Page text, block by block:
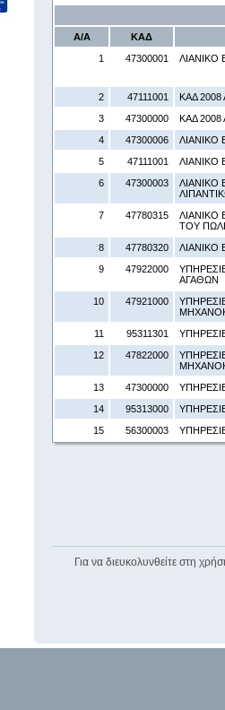
Α/Α
ΚΑΔ
1
47300001 ΛΙΑΝΙΚΟ
2 47111001
ΚΑΔ 2008
3
47300000
ΚΑΔ 2008
4
47300006
ΛΙΑΝΙΚΟ
5
47111001
ΛΙΑΝΙΚΟ
6
47300003
ΛΙΑΝΙΚΟ
7
47780315
ΤΟΥ
8
47780320
9
47922000
ΑΓΑΘΩΝ
10
47921000
11
95311301
12
47822000
13
47300000
14
95313000
15
56300003
Για να διευκολυνθείτε στη